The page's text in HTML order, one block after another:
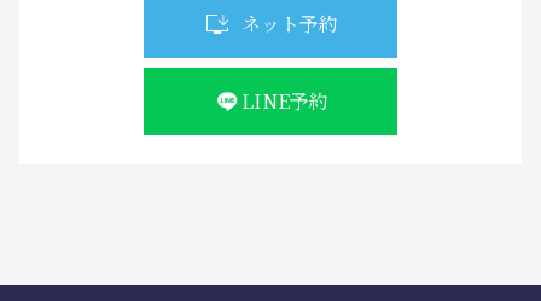
ネット予約
LINE予約